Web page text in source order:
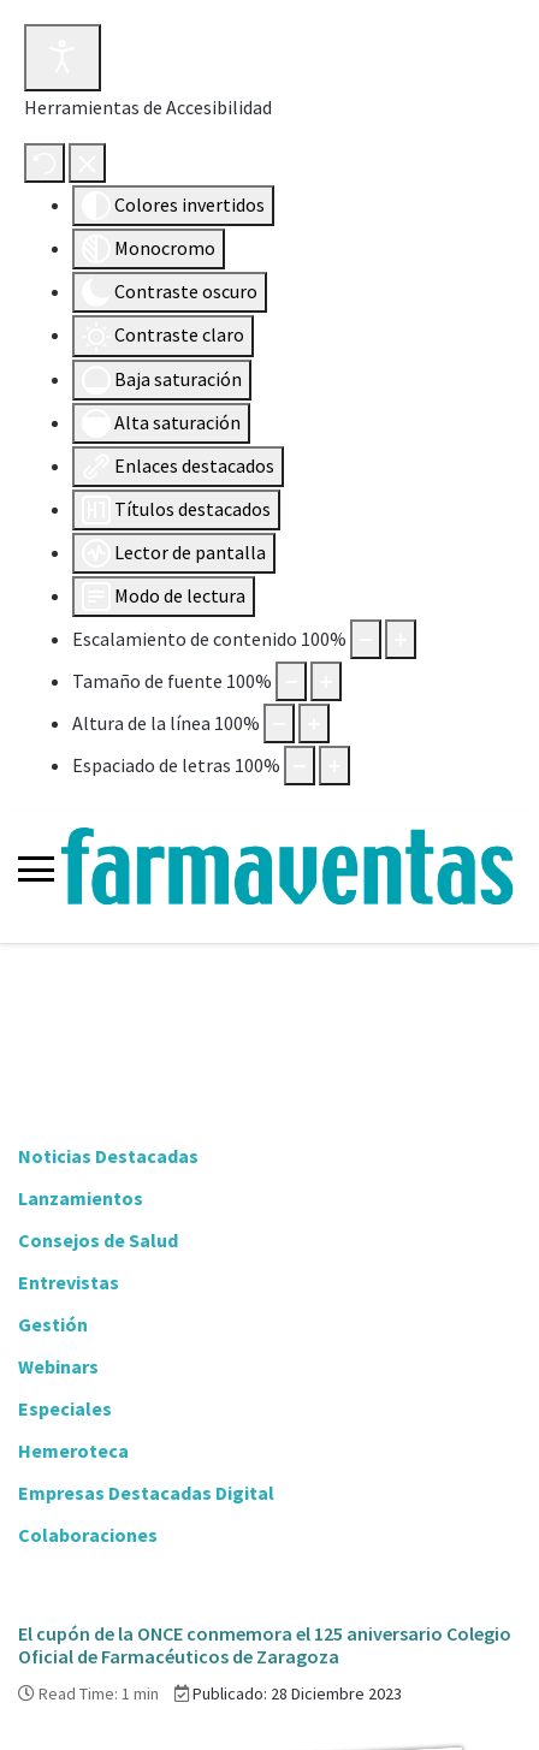
Herramientas de Accesibilidad
Colores invertidos
Monocromo
Contraste oscuro
Contraste claro
Baja saturación
Alta saturación
Enlaces destacados
Títulos destacados
Lector de pantalla
Modo de lectura
Escalamiento de contenido 100%
Tamaño de fuente 100%
Altura de la línea 100%
Espaciado de letras 100%
Noticias Destacadas
Lanzamientos
Consejos de Salud
Entrevistas
Gestión
Webinars
Especiales
Hemeroteca
Empresas Destacadas Digital
Colaboraciones
El cupón de la ONCE conmemora el 125 aniversario Colegio
Oficial de Farmacéuticos de Zaragoza
Read Time: 1 min Publicado: 28 Diciembre 2023